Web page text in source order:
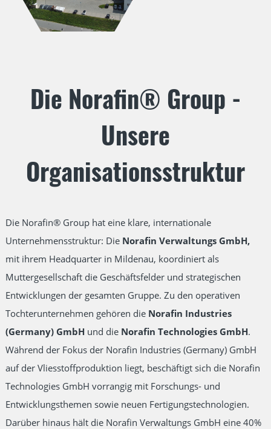
Die Norafin® Group -
Unsere
Organisationsstruktur
Die Norafin® Group hat eine klare, internationale
Unternehmensstruktur: Die Norafin Verwaltungs GmbH,
mit ihrem Headquarter in Mildenau, koordiniert als
Muttergesellschaft die Geschäftsfelder und strategischen
Entwicklungen der gesamten Gruppe. Zu den operativen
Tochterunternehmen gehören die Norafin Industries
(Germany) GmbHund die Norafin Technologies GmbH.
Während der Fokus der Norafin Industries (Germany) GmbH
auf der Vliesstoffproduktion liegt, beschäftigt sich die Norafin
Technologies GmbH vorrangig mit Forschungs- und
Entwicklungsthemen sowie neuen Fertigungstechnologien.
Darüber hinaus hält die Norafin Verwaltungs GmbH eine 40%